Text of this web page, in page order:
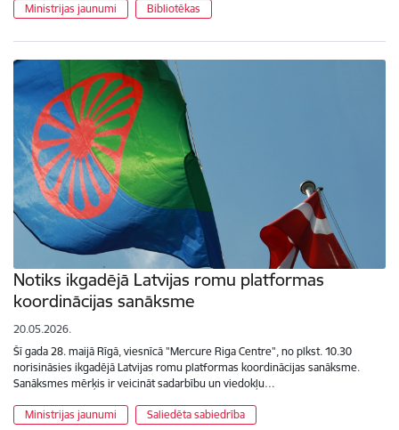
Ministrijas jaunumi Bibliotēkas
Notiks ikgadējā Latvijas romu platformas
koordinācijas sanāksme
20.05.2026.
Šī gada 28. maijā Rīgā, viesnīcā "Mercure Riga Centre", no plkst. 10.30
norisināsies ikgadējā Latvijas romu platformas koordinācijas sanāksme.
Sanāksmes mērķis ir veicināt sadarbību un viedokļu…
Ministrijas jaunumi Saliedēta sabiedrība